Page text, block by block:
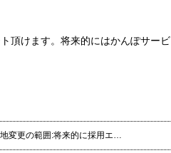
頂けます。将来的にはかんぽサービ
変更の範囲:将来的に採用エ…